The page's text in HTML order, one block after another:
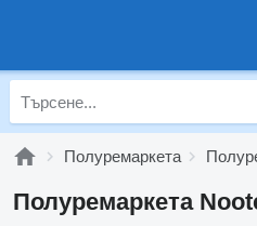
Полуремаркета
Полуремаркета